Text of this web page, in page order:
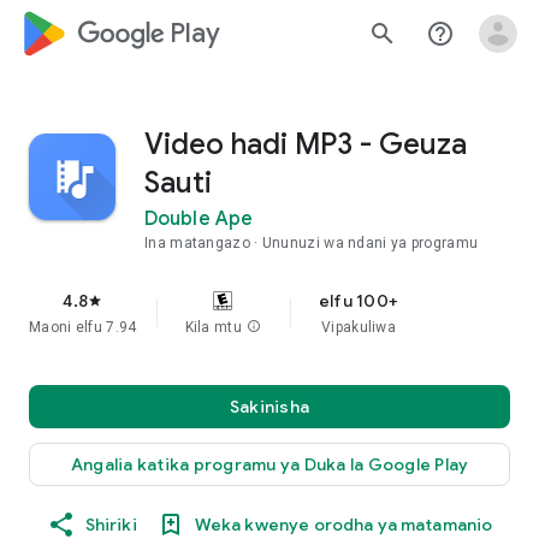
google_logo Play search help_outline
Video hadi MP3 - Geuza
Sauti
Double Ape
Ina matangazo Ununuzi wa ndani ya programu
4.8star
Maoni elfu 7.94 Kila mtu info
elfu 100+
Vipakuliwa
Sakinisha
Angalia katika programu ya Duka la Google Play
Shiriki Weka kwenye orodha ya matamanio